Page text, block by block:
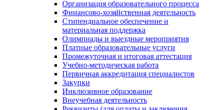
Организация образовательного процесса
Финансово-хозяйственная деятельность
Стипендиальное обеспечение и
материальная поддержка
Олимпиады и выездные мероприятия
Платные образовательные услуги
Промежуточная и итоговая аттестация
Учебно-методическая работа
Первичная аккредитация специалистов
Закупки
Инклюзивное образование
Внеучебная деятельность